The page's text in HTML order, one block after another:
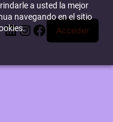
a usted la mejor
navegando en el sitio
LinkedIn
Instagram
Facebook
Acceder